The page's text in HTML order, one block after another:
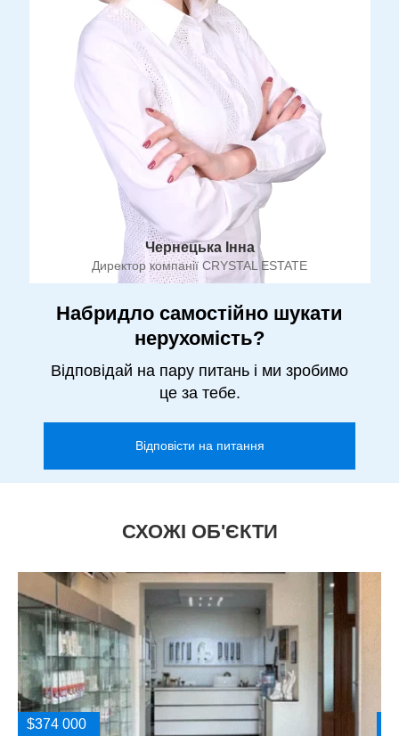
Чернецька Інна
Директор компанії CRYSTAL ESTATE
Набридло самостійно шукати
нерухомість?
Відповідай на пару питань і ми зробимо
це за тебе.
Відповісти на питання
СХОЖІ ОБ'ЄКТИ
$374 000